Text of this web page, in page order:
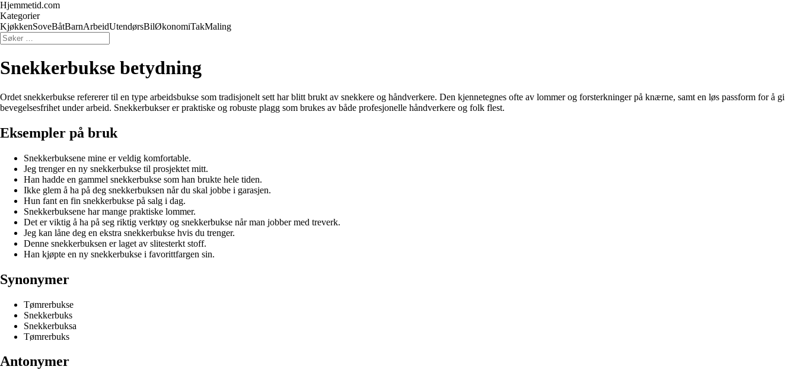
Hjemmetid.com
Kategorier
KjøkkenSoveBåtBarnArbeidUtendørsBilØkonomiTakMaling
Snekkerbukse betydning
Ordet snekkerbukse refererer til en type arbeidsbukse som tradisjonelt sett har blitt brukt av snekkere og håndverkere. Den kjennetegnes ofte av lommer og forsterkninger på knærne, samt en løs passform for å gi
bevegelsesfrihet under arbeid. Snekkerbukser er praktiske og robuste plagg som brukes av både profesjonelle håndverkere og folk flest.
Eksempler på bruk
Snekkerbuksene mine er veldig komfortable.
Jeg trenger en ny snekkerbukse til prosjektet mitt.
Han hadde en gammel snekkerbukse som han brukte hele tiden.
Ikke glem å ha på deg snekkerbuksen når du skal jobbe i garasjen.
Hun fant en fin snekkerbukse på salg i dag.
Snekkerbuksene har mange praktiske lommer.
Det er viktig å ha på seg riktig verktøy og snekkerbukse når man jobber med treverk.
Jeg kan låne deg en ekstra snekkerbukse hvis du trenger.
Denne snekkerbuksen er laget av slitesterkt stoff.
Han kjøpte en ny snekkerbukse i favorittfargen sin.
Synonymer
Tømrerbukse
Snekkerbuks
Snekkerbuksa
Tømrerbuks
Antonymer